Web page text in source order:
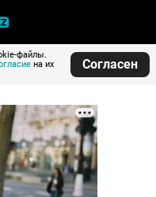
файлы.
на их
Согласен